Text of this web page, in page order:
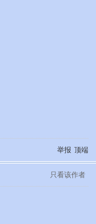
举报 顶端
只看该作者